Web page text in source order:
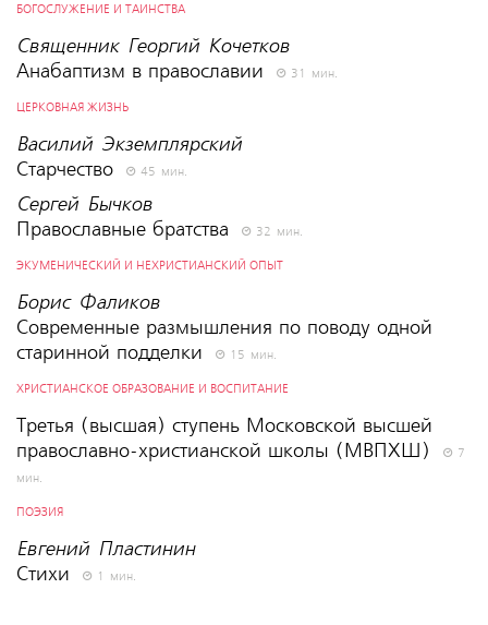
БОГОСЛУЖЕНИЕ И ТАИНСТВА
Священник Георгий Кочетков
Анабаптизм в православии
31 мин.
ЦЕРКОВНАЯ ЖИЗНЬ
Василий Экземплярский
Старчество
45 мин.
Сергей Бычков
Православные братства
32 мин.
ЭКУМЕНИЧЕСКИЙ И НЕХРИСТИАНСКИЙ ОПЫТ
Борис Фаликов
Современные размышления по поводу одной
старинной подделки
15 мин.
ХРИСТИАНСКОЕ ОБРАЗОВАНИЕ И ВОСПИТАНИЕ
Третья (высшая) ступень Московской высшей
православно-христианской школы (МВПХШ)
7
мин.
ПОЭЗИЯ
Евгений Пластинин
Стихи
1 мин.